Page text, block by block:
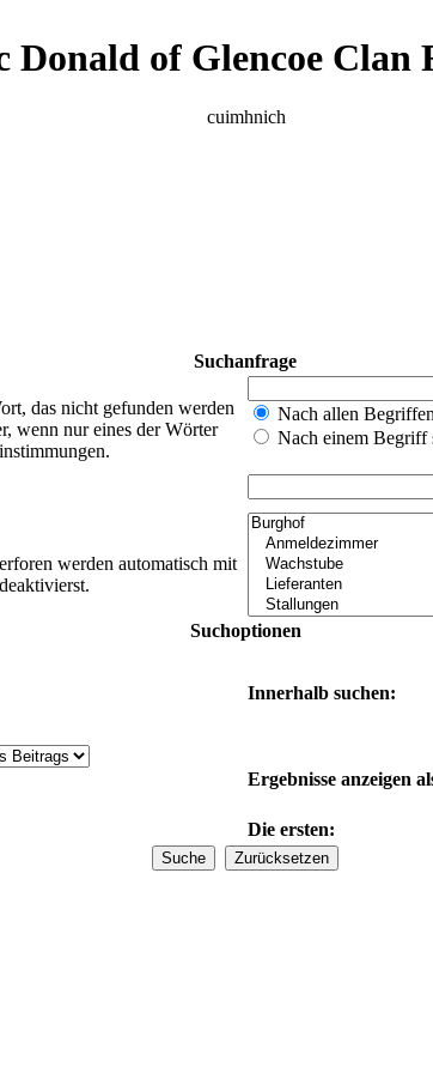
Donald of Glencoe Clan
cuimhnich
Suchanfrage
das nicht gefunden werden
wenn nur eines der Wörter
Nach allen
Nach einem Begriff
werden automatisch mit
Suchoptionen
Innerhalb suchen:
Ergebnisse anzeigen
Die ersten: